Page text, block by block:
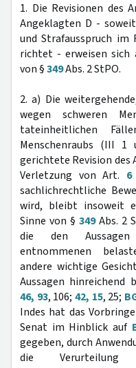
1. Die Revisionen des
Angeklagten D -
und Strafausspruch
richtet - erweisen sich
von §349Abs. 2 StPO.
2. a) Die
wegen schweren
tateinheitlichen
Menschenraubs (III 1
gerichtete Revision des
Verletzung von Art. 6
sachlichrechtliche
wird, bleibt insoweit
Sinne von § 349Abs. 2
die den Aussagen
entnommenen
andere wichtige
Aussagen hinreichend
46, 93, 106; 42, 15, 25;
Indes hat das
Senat im Hinblick auf
gegeben, durch
die Verurteilung